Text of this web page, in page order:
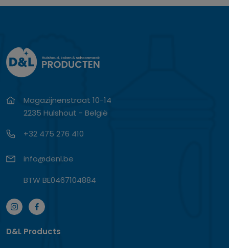
Magazijnenstraat 10-14
2235 Hulshout - België
+32 475 276 410
info@denl.be
BTW BE0467104884
D&L Products